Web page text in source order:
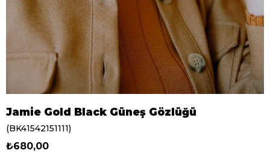
Jamie Gold Black Güneş Gözlüğü
(BK41542151111)
₺680,00